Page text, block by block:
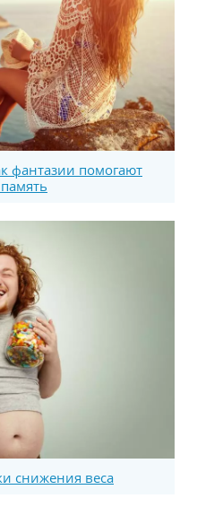
фантазии помогают
снижения веса